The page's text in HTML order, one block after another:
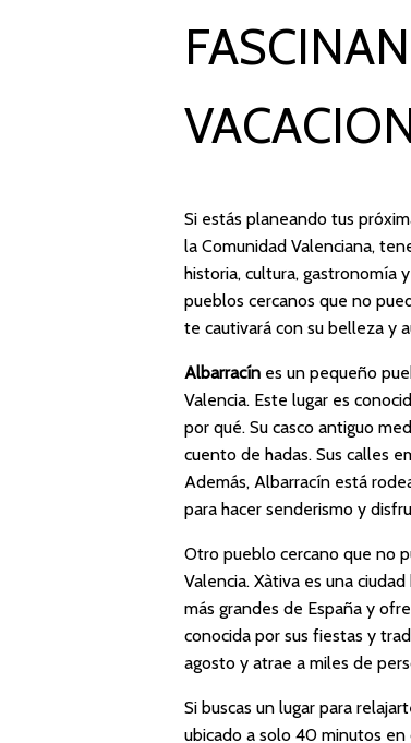
Si estás planeando tus
la Comunidad Valenciana,
historia, cultura, gastronomía
pueblos cercanos que no
te cautivará con su belleza y
Albarracín es un pequeño
Valencia. Este lugar es
por qué. Su casco antiguo
cuento de hadas. Sus calles
Además, Albarracín está
para hacer senderismo y
Otro pueblo cercano que no
Valencia. Xàtiva es una
más grandes de España y
conocida por sus fiestas y
agosto y atrae a miles de
Si buscas un lugar para
ubicado a solo 40 minutos en